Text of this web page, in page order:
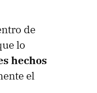
de
lo
hechos
el